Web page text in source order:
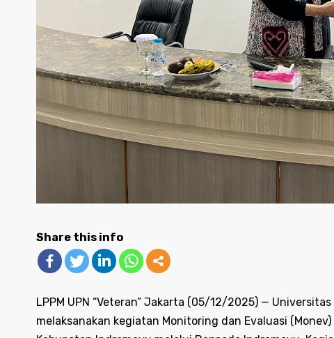
Share this info
LPPM UPN “Veteran” Jakarta (05/12/2025) —
melaksanakan kegiatan Monitoring dan Evaluasi